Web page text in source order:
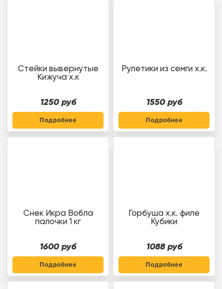
Стейки вывернутые
Кижуча х.к
1250 руб
Подробнее
Рулетики из семги х.к.
1550 руб
Подробнее
Снек Икра Вобла
палочки 1 кг
1600 руб
Подробнее
Горбуша х.к. филе
Кубики
1088 руб
Подробнее